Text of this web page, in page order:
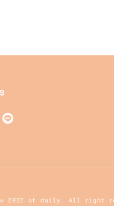
2022 at daily. All right